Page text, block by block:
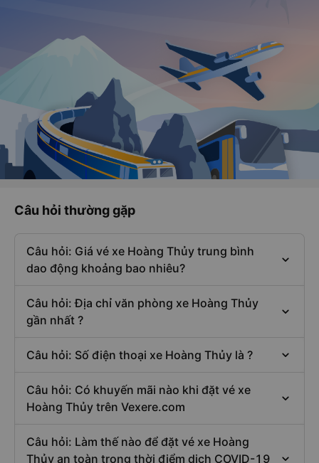
Câu hỏi thường gặp
Câu hỏi: Giá vé xe Hoàng Thủy trung bình
dao động khoảng bao nhiêu?
Câu hỏi: Địa chỉ văn phòng xe Hoàng Thủy
gần nhất ?
Câu hỏi: Số điện thoại xe Hoàng Thủy là ?
Câu hỏi: Có khuyến mãi nào khi đặt vé xe
Hoàng Thủy trên Vexere.com
Câu hỏi: Làm thế nào để đặt vé xe Hoàng
Thủy an toàn trong thời điểm dịch COVID-19